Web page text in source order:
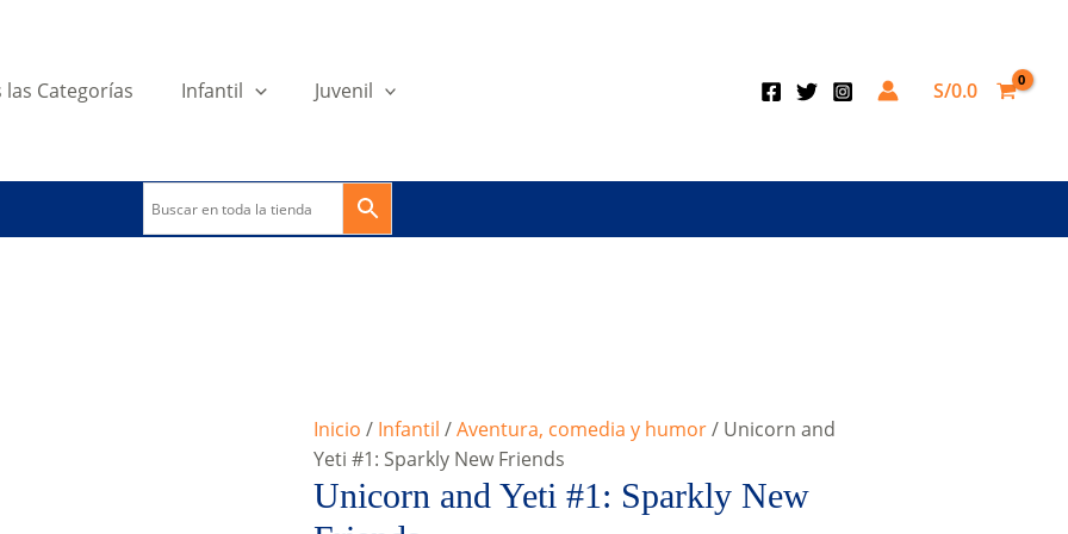
las Categorías Infantil Juvenil S/0.0
Inicio / Infantil /Aventura, comedia y humor/ Unicorn and
Yeti #1: Sparkly New Friends
Unicorn and Yeti #1: Sparkly New